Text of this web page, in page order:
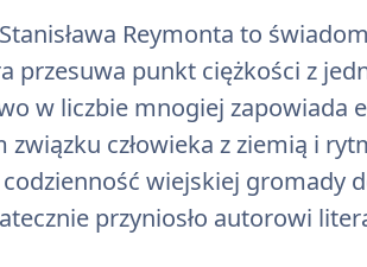
Reymonta to
przesuwa punkt ciężkości z
w liczbie mnogiej zapowiada
człowieka z ziemią i
wiejskiej gromady
przyniosło autorowi